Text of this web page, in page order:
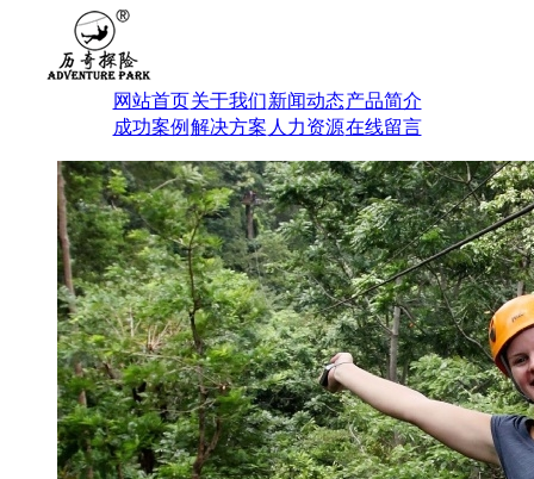
网站首页关于我们新闻动态产品简介
成功案例 解决方案 人力资源在线留言